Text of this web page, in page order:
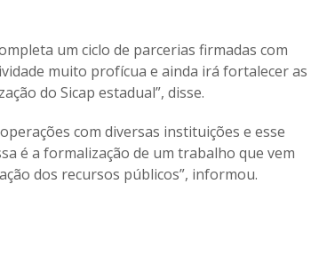
um ciclo de parcerias firmadas com
muito profícua e ainda irá fortalecer as
do Sicap estadual”, disse.
com diversas instituições e esse
é a formalização de um trabalho que vem
dos recursos públicos”, informou.